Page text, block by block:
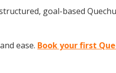
goal-based
ease. Book your first